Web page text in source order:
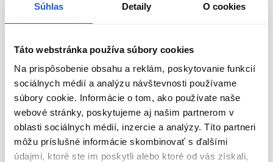
Súhlas Detaily O cookies
Táto webstránka používa súbory cookies
Na prispôsobenie obsahu a reklám, poskytovanie funkcií
sociálnych médií a analýzu návštevnosti používame
súbory cookie. Informácie o tom, ako používate naše
webové stránky, poskytujeme aj našim partnerom v
oblasti sociálnych médií, inzercie a analýzy. Títo partneri
môžu príslušné informácie skombinovať s ďalšími
údajmi, ktoré ste im poskytli alebo ktoré od vás získali,
Reuzel Shave Cream krém na
Reuzel
Kadernícke potreby
10.60 €
Mám záujem
Aktuálne nedostupné
Reuzel Refresh bezoplachový
Reuzel
Kadernícke potreby
14.20 €
Mám záujem